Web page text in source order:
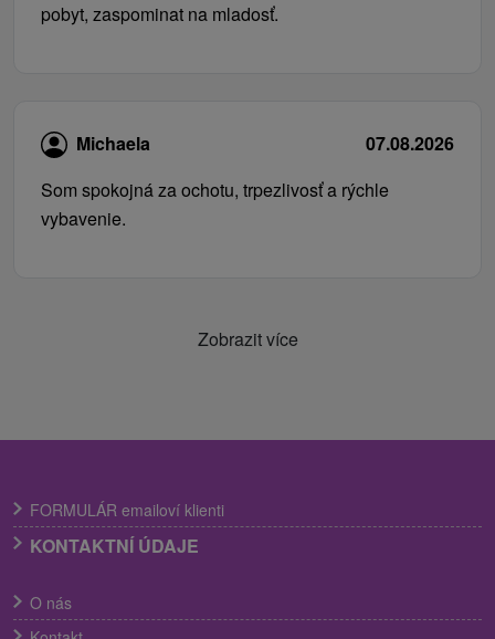
pobyt, zaspominat na mladosť.
Michaela
07.08.2026
Som spokojná za ochotu, trpezlivosť a rýchle
vybavenie.
Zobrazit více
FORMULÁR emailoví klienti
KONTAKTNÍ ÚDAJE
O nás